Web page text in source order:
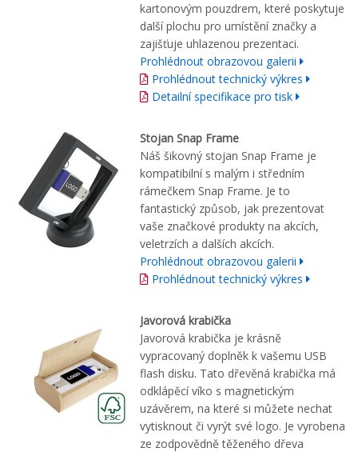
kartonovým pouzdrem, které poskytuje
další plochu pro umístění značky a
zajišťuje uhlazenou prezentaci.
Prohlédnout obrazovou galerii
Prohlédnout technický výkres
Detailní specifikace pro tisk
Stojan Snap Frame
Náš šikovný stojan Snap Frame je
kompatibilní s malým i středním
rámečkem Snap Frame. Je to
fantastický způsob, jak prezentovat
vaše značkové produkty na akcích,
veletrzích a dalších akcích.
Prohlédnout obrazovou galerii
Prohlédnout technický výkres
Javorová krabička
Javorová krabička je krásně
vypracovaný doplněk k vašemu USB
flash disku. Tato dřevěná krabička má
odklápěcí víko s magnetickým
uzávěrem, na které si můžete nechat
vytisknout či vyrýt své logo. Je vyrobena
ze zodpovědně těženého dřeva